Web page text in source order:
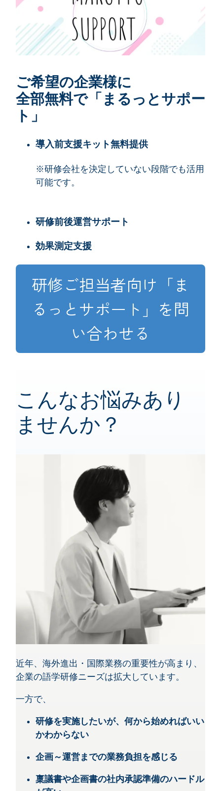
ご希望の企業様に
全部無料で「まるっとサポー
ト」
導入前支援キット無料提供
※研修会社を決定していない段階でも活用
可能です。
研修前後運営サポート
効果測定支援
研修ご担当者向け「ま
るっとサポート」を問
い合わせる
こんなお悩みあり
ませんか？
近年、海外進出・国際業務の重要性が高まり、
企業の語学研修ニーズは拡大しています。
一方で、
研修を実施したいが、何から始めればいい
かわからない
企画～運営までの業務負担を感じる
稟議書や企画書の社内承認準備のハードル